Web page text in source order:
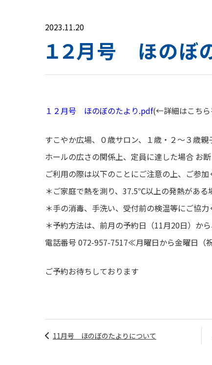
2023.11.20
１２月号 ほのぼ
１２月号 ほのぼのたより.pdf(←詳細はこちら
すこやか広場、０歳サロン、１歳・２～３歳
ホールの広さの関係上、定員に達した場合 お
ご利用の際は以下のことにご注意の上、ご参加
＊ご家庭で熱を測り、37.5℃以上の発熱がある
＊手の消毒、手洗い、受付前の検温等にご協力
＊予約方法は、前月の予約日（11月20日）か
電話番号 072-957-7517≪月曜日から金曜日（
ご予約お待ちしております
11月号 ほのぼのたよりについて